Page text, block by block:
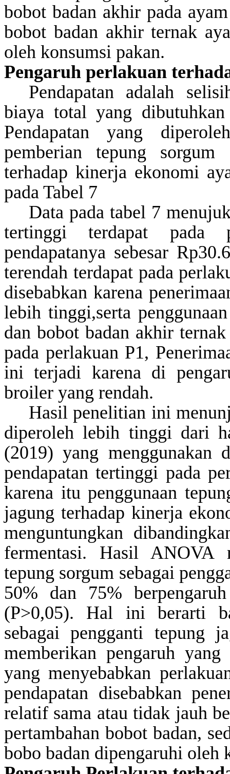
bobot badan akhir pada
bobot badan akhir ternak
oleh konsumsi pakan.
Pengaruh perlakuan
Pendapatan adalah
biaya total yang
Pendapatan yang
pemberian tepung sorgum
terhadap kinerja ekonomi
pada Tabel 7
Data pada tabel 7
tertinggi terdapat pada
pendapatanya sebesar Rp
terendah terdapat pada
disebabkan karena
lebih tinggi,serta
dan bobot badan akhir
pada perlakuan P1,
ini terjadi karena di
broiler yang rendah.
Hasil penelitian ini
diperoleh lebih tinggi dari
(2019) yang menggunakan
pendapatan tertinggi pada
karena itu penggunaan
jagung terhadap kinerja
menguntungkan
fermentasi. Hasil ANOVA
tepung sorgum sebagai
50% dan 75%
(P>0,05). Hal ini berarti
sebagai pengganti tepung
memberikan pengaruh
yang menyebabkan
pendapatan disebabkan
relatif sama atau tidak jauh
pertambahan bobot badan,
bobo badan dipengaruhi oleh